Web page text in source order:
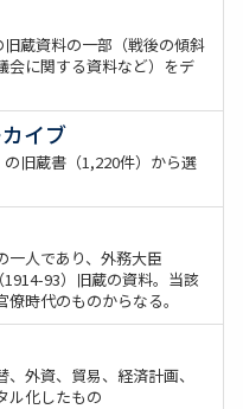
蔵資料の一部（戦後の傾斜
会に関する資料など）をデ
イブ
旧蔵書（1,220件）から選
一人であり、外務大臣
1914-93）旧蔵の資料。当該
時代のものからなる。
外資、貿易、経済計画、
ル化したもの